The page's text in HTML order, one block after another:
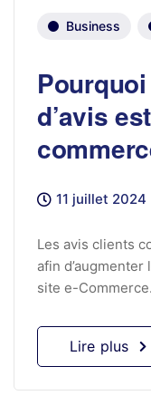
Business
d’avis
11 juillet 2024
Les avis clients
afin
site e-
Lire plus